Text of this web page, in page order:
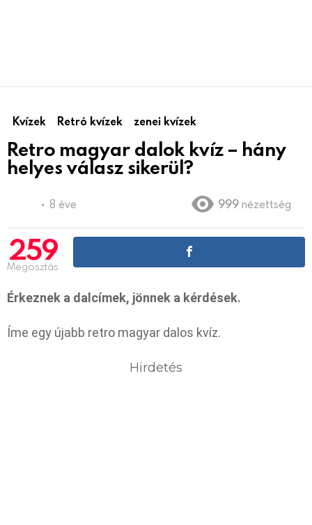
Kvízek Retró kvízek zenei kvízek
Retro magyar dalok kvíz – hány
helyes válasz sikerül?
8 éve 999 nézettség
259
Megosztás
Érkeznek a dalcímek, jönnek a kérdések.
Íme egy újabb retro magyar dalos kvíz.
Hirdetés